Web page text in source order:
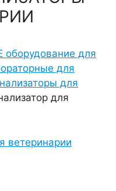
для
для
для
для
ветеринарии